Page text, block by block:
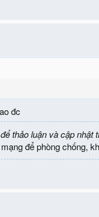
đc
thảo luận và cập nhật
để phòng chống,